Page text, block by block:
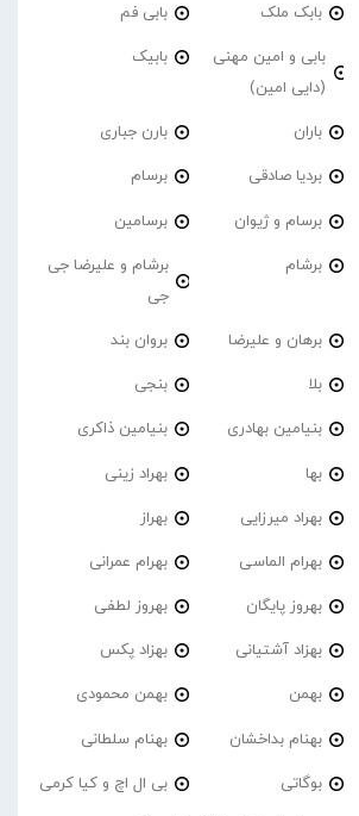
بابک ملک بابی فم
بابی و امین مهنی
(دایی امین)
بابیک
باران بارن جباری
بردیا صادقی برسام
برسام و ژیوان برسامین
برشام
برشام و علیرضا جی
جی
برهان و علیرضا بروان بند
بلا بنجی
بنیامین بهادری بنیامین ذاکری
بها بهراد زینی
بهراد میرزایی بهراز
بهرام الماسی بهرام عمرانی
بهروز پایگان بهروز لطفی
بهزاد آشتیانی بهزاد پکس
بهمن بهمن محمودی
بهنام بداخشان بهنام سلطانی
بوگاتی بی ال اچ و کیا کرمی